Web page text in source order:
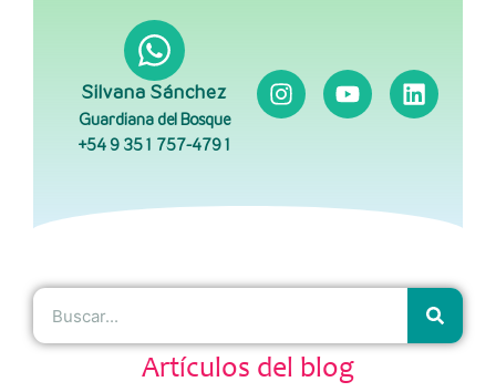
Silvana Sánchez
Guardiana del Bosque
+54 9 351 757-4791
Artículos del blog